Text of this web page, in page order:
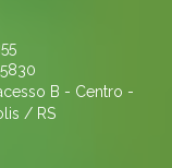
B - Centro -
/ RS